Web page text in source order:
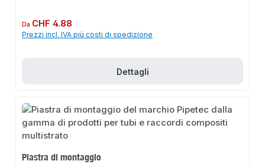
Prezzo normale:
Da CHF 4.88
Prezzi incl. IVA più costi di spedizione
Dettagli
Piastra di montaggio